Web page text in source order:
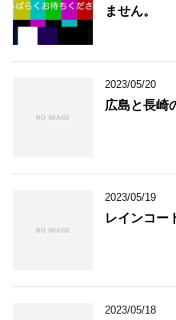
ません。
2023/05/20
広島と長崎
2023/05/19
レインコー
2023/05/18